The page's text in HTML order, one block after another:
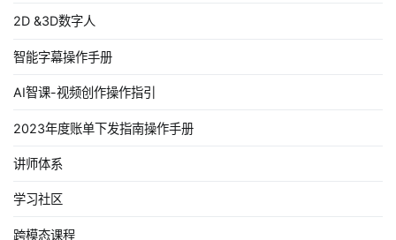
2D &3D数字人
智能字幕操作手册
AI智课-视频创作操作指引
2023年度账单下发指南操作手册
讲师体系
学习社区
跨模态课程